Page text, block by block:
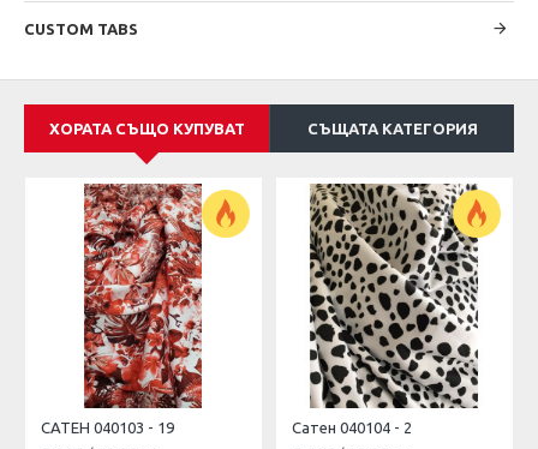
CUSTOM TABS
ХОРАТА СЪЩО КУПУВАТ СЪЩАТА КАТЕГОРИЯ
САТЕН 040103 - 19 Сатен 040104 - 2